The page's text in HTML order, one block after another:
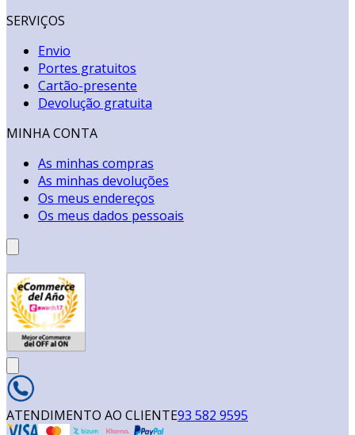
SERVIÇOS
Envio
Portes gratuitos
Cartão-presente
Devolução gratuita
MINHA CONTA
As minhas compras
As minhas devoluções
Os meus endereços
Os meus dados pessoais
ATENDIMENTO AO CLIENTE93 582 9595